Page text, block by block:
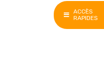
ACCÈS
RAPIDES